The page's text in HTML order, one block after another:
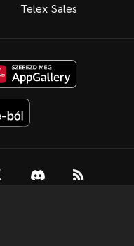
Telex Sales